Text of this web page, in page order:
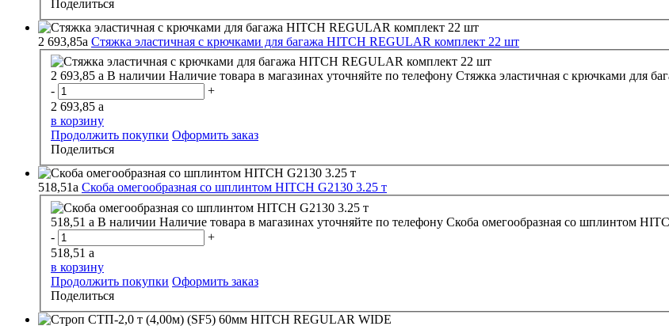
Поделиться
2 693,85a Стяжка эластичная с крючками для багажа HITCH REGULAR комплект 22 шт
2 693,85 a В наличии Наличие товара в магазинах уточняйте по телефону Стяжка эластичная с крючками для
-
+
2 693,85 a
в корзину
Продолжить покупки Оформить заказ
Поделиться
518,51a Скоба омегообразная со шплинтом HITCH G2130 3.25 т
518,51 a В наличии Наличие товара в магазинах уточняйте по телефону Скоба омегообразная со шплинтом
-
+
518,51 a
в корзину
Продолжить покупки Оформить заказ
Поделиться